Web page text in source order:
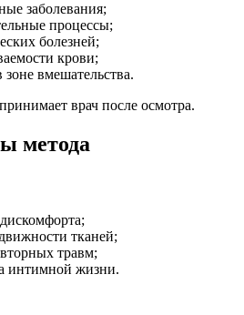
заболевания;
процессы;
болезней;
крови;
вмешательства.
врач после осмотра.
метода
тканей;
травм;
интимной жизни.